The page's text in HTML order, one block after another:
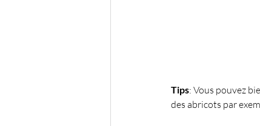
Tips: Vous pouvez
des abricots par